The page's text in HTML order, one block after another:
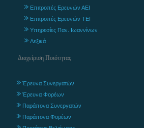
Επιτροπές Ερευνών ΑΕΙ
Επιτροπές Ερευνών ΤΕΙ
Υπηρεσίες Παν. Ιωαννίνων
Λεξικά
Διαχείριση Ποιότητας
Έρευνα Συνεργατών
Έρευνα Φορέων
Παράπονα Συνεργατών
Παράπονα Φορέων